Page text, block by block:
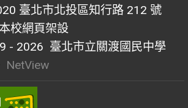
臺北市北投區知行路 212 號
校網頁架設
- 2026 臺北市立關渡國民中學
NetView